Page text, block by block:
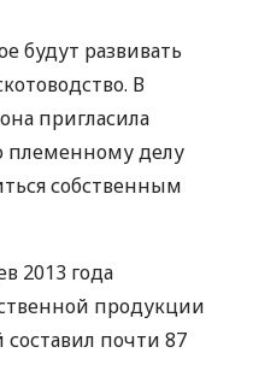
будут развивать
В
пригласила
племенному делу
собственным
2013 года
продукции
почти 87